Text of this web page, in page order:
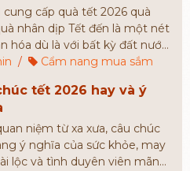
và giá thành
cấp quà tết 2026 quà
nhân dịp Tết đến là một nét
hóa dù là với bất kỳ đất nước
Tết thế hiện cho một lời
là lý do mà mỗi dịp năm
người nhà nhà luôn mong
kiếm những món quà tết
có giá cả phù hợp để tặng
bạn bè, đối tác,...
/ Cẩm nang mua sắm
tết 2026 hay và ý
niệm từ xa xưa, câu chúc
ý nghĩa của sức khỏe, may
lộc và tình duyên viên mãn